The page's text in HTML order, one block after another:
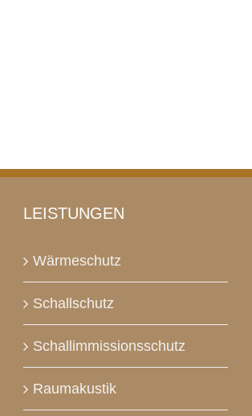
LEISTUNGEN
Wärmeschutz
Schallschutz
Schallimmissionsschutz
Raumakustik